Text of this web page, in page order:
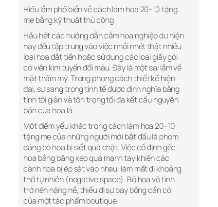
Hiểu lầm phổ biến về cách làm hoa 20-10 tặng
mẹ bằng kỹ thuật thủ công
Hầu hết các hướng dẫn cắm hoa nghiệp dư hiện
nay đều tập trung vào việc nhồi nhét thật nhiều
loại hoa đắt tiền hoặc sử dụng các loại giấy gói
có viền kim tuyến đổi màu. Đây là một sai lầm về
mặt thẩm mỹ. Trong phong cách thiết kế hiện
đại, sự sang trọng tinh tế được định nghĩa bằng
tính tối giản và tôn trọng tối đa kết cấu nguyên
bản của hoa lá.
Một điểm yếu khác trong cách làm hoa 20-10
tặng mẹ của những người mới bắt đầu là phom
dáng bó hoa bị siết quá chặt. Việc cố định gốc
hoa bằng băng keo quá mạnh tay khiến các
cành hoa bị ép sát vào nhau, làm mất đi khoảng
thở tự nhiên (negative space). Bó hoa vô tình
trở nên nặng nề, thiếu đi sự bay bổng cần có
của một tác phẩm boutique.